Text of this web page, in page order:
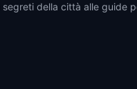
segreti della città alle guide